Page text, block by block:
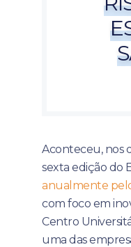
Aconteceu, nos
sexta edição do
anualmente
com foco em
Centro
uma das